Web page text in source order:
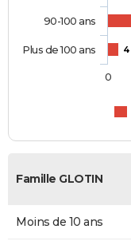
4
90-100 ans
Plus de 100 ans
0
Famille GLOTIN
Moins de 10 ans